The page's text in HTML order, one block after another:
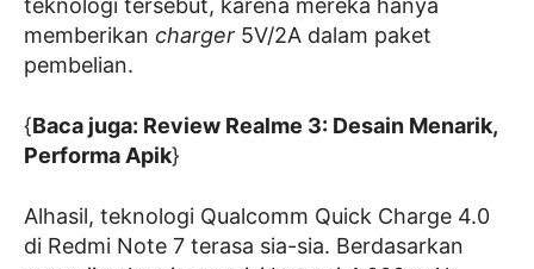
teknologi tersebut, karena mereka hanya
memberikan charger 5V/2A dalam paket
pembelian.
{Baca juga: Review Realme 3: Desain Menarik,
Performa Apik}
Alhasil, teknologi Qualcomm Quick Charge 4.0
di Redmi Note 7 terasa sia-sia. Berdasarkan